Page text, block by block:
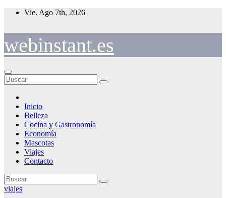
Saltar
Vie. Ago 7th, 2026
webinstant.es
Inicio
Belleza
Cocina y Gastronomía
Economía
Mascotas
Viajes
Contacto
viajes